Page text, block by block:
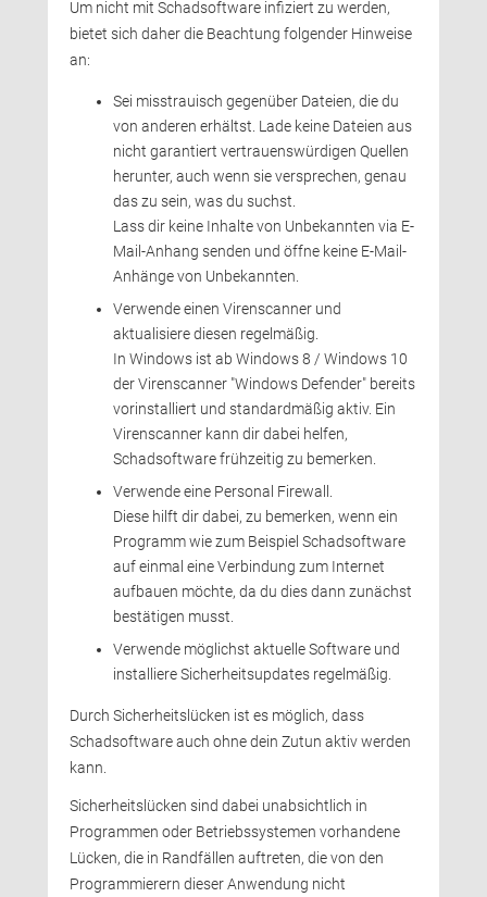
Um nicht mit Schadsoftware infiziert zu werden,
bietet sich daher die Beachtung folgender Hinweise
an:
Sei misstrauisch gegenüber Dateien, die du
von anderen erhältst. Lade keine Dateien aus
nicht garantiert vertrauenswürdigen Quellen
herunter, auch wenn sie versprechen, genau
das zu sein, was du suchst.
Lass dir keine Inhalte von Unbekannten via E-
Mail-Anhang senden und öffne keine E-Mail-
Anhänge von Unbekannten.
Verwende einen Virenscanner und
aktualisiere diesen regelmäßig.
In Windows ist ab Windows 8 / Windows 10
der Virenscanner "Windows Defender" bereits
vorinstalliert und standardmäßig aktiv. Ein
Virenscanner kann dir dabei helfen,
Schadsoftware frühzeitig zu bemerken.
Verwende eine Personal Firewall.
Diese hilft dir dabei, zu bemerken, wenn ein
Programm wie zum Beispiel Schadsoftware
auf einmal eine Verbindung zum Internet
aufbauen möchte, da du dies dann zunächst
bestätigen musst.
Verwende möglichst aktuelle Software und
installiere Sicherheitsupdates regelmäßig.
Durch Sicherheitslücken ist es möglich, dass
Schadsoftware auch ohne dein Zutun aktiv werden
kann.
Sicherheitslücken sind dabei unabsichtlich in
Programmen oder Betriebssystemen vorhandene
Lücken, die in Randfällen auftreten, die von den
Programmierern dieser Anwendung nicht